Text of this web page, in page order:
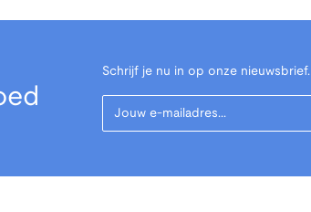
Schrijf je nu in op onze nieuwsbrief.
Your Email